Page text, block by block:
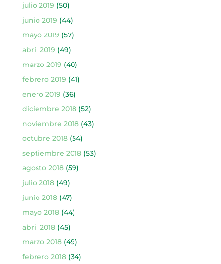
julio 2019 (50)
junio 2019 (44)
mayo 2019 (57)
abril 2019 (49)
marzo 2019 (40)
febrero 2019 (41)
enero 2019 (36)
diciembre 2018(52)
noviembre 2018(43)
octubre 2018(54)
septiembre 2018(53)
agosto 2018(59)
julio 2018(49)
junio 2018(47)
mayo 2018(44)
abril 2018(45)
marzo 2018(49)
febrero 2018(34)